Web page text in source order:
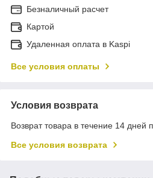
Безналичный расчет
Картой
Удаленная оплата в Kaspi
Все условия оплаты
Условия возврата
Возврат товара в течение 14 дней
Все условия возврата